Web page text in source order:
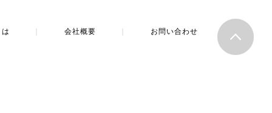
会社概要 お問い合わせ